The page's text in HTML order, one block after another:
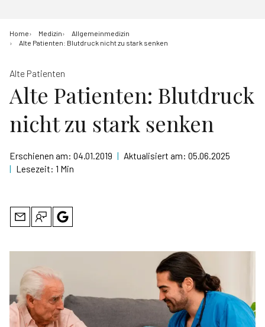
Home Medizin
Allgemeinmedizin
Alte Patienten: Blutdruck nicht zu stark senken
Alte Patienten
Alte Patienten: Blutdruck
nicht zu stark senken
Erschienen am: 04.01.2019 | Aktualisiert am: 05.06.2025
| Lesezeit: 1 Min